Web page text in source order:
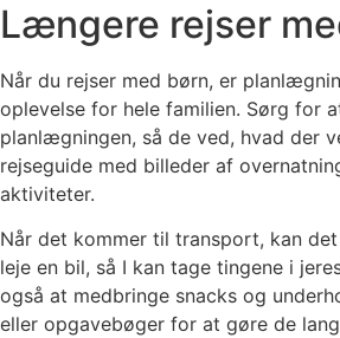
Længere rejser
Når du rejser med børn, er
oplevelse for hele familien. Sørg for
planlægningen, så de ved, hvad der
rejseguide med billeder af
aktiviteter.
Når det kommer til transport, kan
leje en bil, så I kan tage tingene i
også at medbringe snacks og
eller opgavebøger for at gøre de